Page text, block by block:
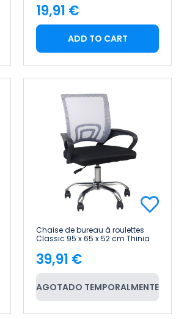
Price
19,91 €
ADD TO CART
Chaise de bureau à roulettes
Classic 95 x 65 x 52 cm Thinia
Price
39,91 €
AGOTADO TEMPORALMENTE